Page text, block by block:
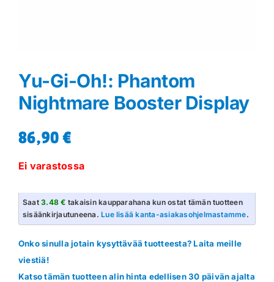
Yu-Gi-Oh!: Phantom
Nightmare Booster Display
86,90€
Ei varastossa
Saat3.48 € takaisin kaupparahana kun ostat tämän tuotteen
sisäänkirjautuneena.Lue lisää kanta-asiakasohjelmastamme.
Onko sinulla jotain kysyttävää tuotteesta? Laita meille
viestiä!
Katso tämän tuotteen alin hinta edellisen 30 päivän ajalta